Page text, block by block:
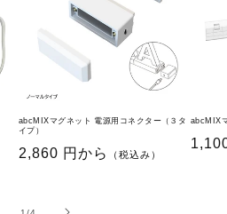
abcMIXマグネット 電源用コネクター（３タ
イプ）
通
2,860 円から （税込み）
abcMIX
通
の